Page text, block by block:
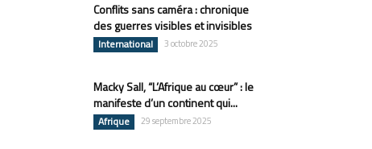
Conflits sans caméra : chronique
des guerres visibles et invisibles
International 3 octobre 2025
Macky Sall, “L’Afrique au cœur” : le
manifeste d’un continent qui...
Afrique 29 septembre 2025